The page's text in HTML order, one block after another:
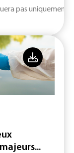
pas uniquement